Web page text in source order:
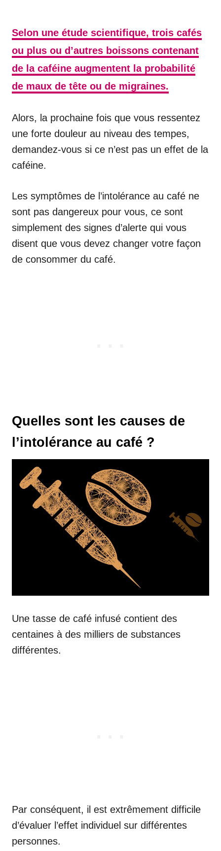
Selon une étude scientifique, trois cafés
ou plus ou d’autres boissons contenant
de la caféine augmentent la probabilité
de maux de tête ou de migraines.
Alors, la prochaine fois que vous ressentez
une forte douleur au niveau des tempes,
demandez-vous si ce n’est pas un effet de la
caféine.
Les symptômes de l’intolérance au café ne
sont pas dangereux pour vous, ce sont
simplement des signes d’alerte qui vous
disent que vous devez changer votre façon
de consommer du café.
Quelles sont les causes de
l’intolérance au café ?
Une tasse de café infusé contient des
centaines à des milliers de substances
différentes.
Par conséquent, il est extrêmement difficile
d’évaluer l’effet individuel sur différentes
personnes.